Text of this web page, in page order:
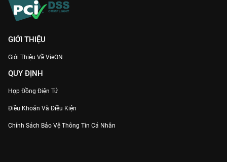
GIỚI THIỆU
Giới Thiệu Về VieON
QUY ĐỊNH
Hợp Đồng Điện Tử
Điều Khoản Và Điều Kiện
Chính Sách Bảo Vệ Thông Tin Cá Nhân